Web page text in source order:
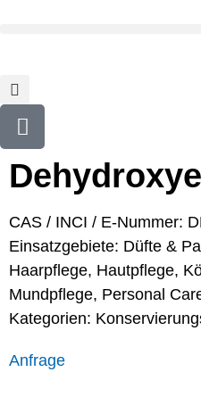
CAS / INCI / E-Nummer:
Einsatzgebiete: Düfte &
Haarpflege, Hautpflege,
Mundpflege, Personal
Kategorien:
Anfrage